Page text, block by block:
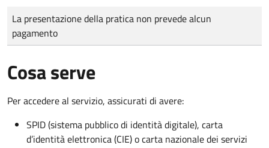
Tipo di pagamento
Importo
La presentazione della pratica non prevede alcun
pagamento
Cosa serve
Per accedere al servizio, assicurati di avere:
SPID (sistema pubblico di identità digitale), carta
d’identità elettronica (CIE) o carta nazionale dei servizi